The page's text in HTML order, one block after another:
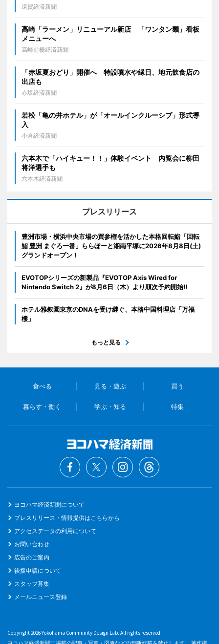
遠賀経済新聞
高崎「ラーメン」リニューアル新店 「ワンタン麺」看板
メニューへ
高崎前橋経済新聞
「赤坂夏おどり」開催へ 特設噴水や縁日、地元飲食店の
出店も
赤坂経済新聞
若松「亀の井ホテル」が「オールインクルーシブ」形式導
入
小倉経済新聞
六本木で「ハイキュー！！」体験イベント 内覧会に柳田
将洋選手も
六本木経済新聞
プレスリリース
豊洲市場・横浜中央市場の買参権を活かした本格回転鮨「回転
鮨 豊洲 まぐろ一番」ららぽーと湘南平塚に2026年8月8日(土)
グランドオープン！
EVOTOPシリーズの新製品『EVOTOP Axis Wired for
Nintendo Switch 2』が8月6日（木）より順次予約開始!!
ホテル雅叙園東京のDNAを受け継ぐ、本格中国料理店「万福
樓」
もっと見る
食べる 見る・遊ぶ 買う
暮らす・働く 学ぶ・知る 特集
ヨコハマ経済新聞について
プレスリリース・情報提供はこちらから
アクセスデータの利用について
お問い合わせ
広告のご案内
後援申請について
スタッフ募集
メールニュース登録
Copyright 2026 Yokohama Community Design Lab. All rights reserved.